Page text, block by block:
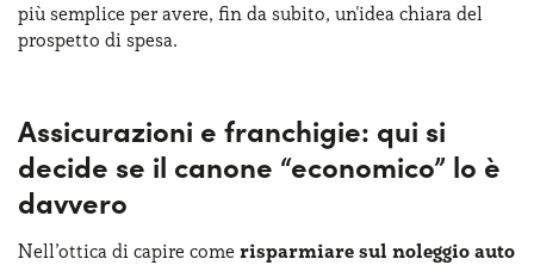
più semplice per avere, fin da subito, un'idea chiara del
prospetto di spesa.
Assicurazioni e franchigie: qui si
decide se il canone “economico” lo è
davvero
Nell’ottica di capire come risparmiare sul noleggio auto